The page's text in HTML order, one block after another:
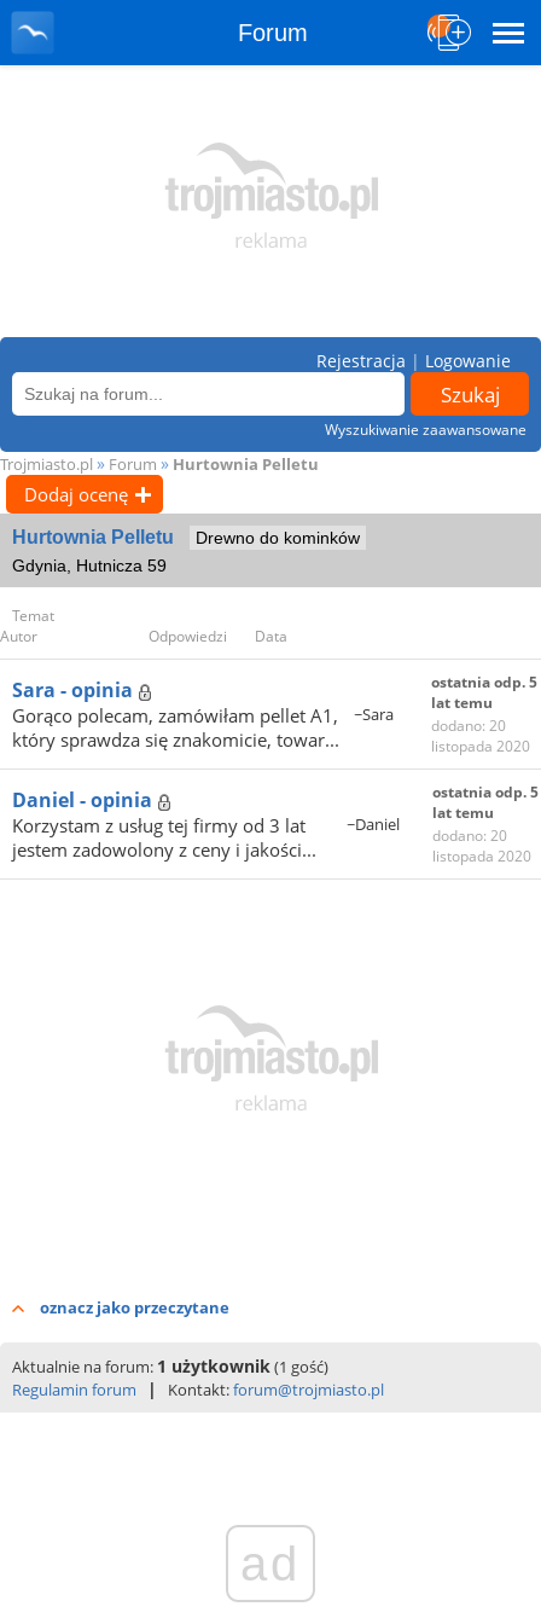
Forum
Wyszukiwanie zaawansowane
Rejestracja | Logowanie
Trojmiasto.pl » Forum » Hurtownia Pelletu
Dodaj ocenę
Hurtownia Pelletu
Drewno do kominków
Gdynia, Hutnicza 59
Temat
Autor
Odpowiedzi Data
Sara - opinia
Gorąco polecam, zamówiłam pellet A1,
który sprawdza się znakomicie, towar...
~Sara
ostatnia odp. 5
lat temu
dodano: 20
listopada 2020
Daniel - opinia
Korzystam z usług tej firmy od 3 lat
jestem zadowolony z ceny i jakości...
~Daniel
ostatnia odp. 5
lat temu
dodano: 20
listopada 2020
oznacz jako przeczytane
Aktualnie na forum: 1 użytkownik(1 gość)
Regulamin forum
| Kontakt:forum@trojmiasto.pl
ad